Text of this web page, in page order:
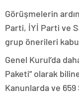
Görüşmelerin
Parti, İYİ Parti ve
grup önerileri
Genel Kurul’da
Paketi” olarak
Kanunlarda ve 659